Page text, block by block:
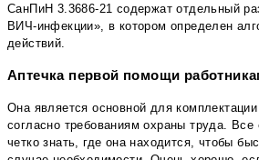
СанПиН 3.3686-21 содержат отдельный
ВИЧ-инфекции», в котором определен
действий.
Аптечка первой помощи
Она является основной для
согласно требованиям охраны труда.
четко знать, где она находится, чтобы